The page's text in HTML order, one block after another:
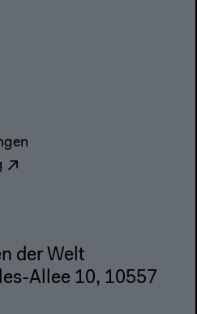
der Welt
Allee 10, 10557